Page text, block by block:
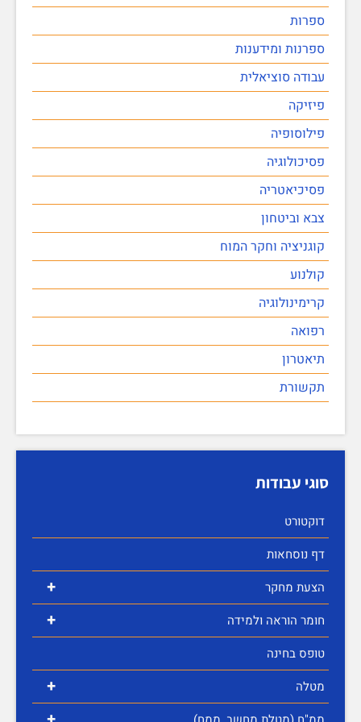
ספרות
ספרנות ומידענות
עבודה סוציאלית
פיזיקה
פילוסופיה
פסיכולוגיה
פסיכיאטריה
צבא וביטחון
קוגניציה וחקר המוח
קולנוע
קרימינולוגיה
רפואה
תיאטרון
תקשורת
סוגי עבודות
דוקטורט
דף נוסחאות
+ הצעת מחקר
+
חומר הוראה ולמידה
טופס בחינה
+ מטלה